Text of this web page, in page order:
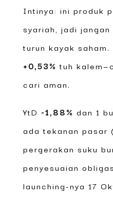
Intinya: ini produk
syariah, jadi
turun kayak saham.
+0,53% tuh
cari aman.
YtD -1,88% dan 1
ada tekanan pasar
pergerakan suku
penyesuaian
launching-nya 17